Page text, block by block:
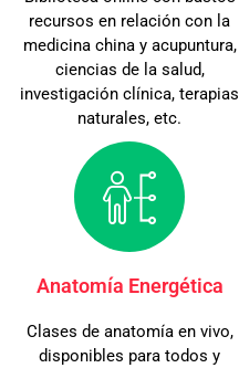
recursos en relación con la
medicina china y acupuntura,
ciencias de la salud,
investigación clínica, terapias
naturales, etc.
Anatomía Energética
Clases de anatomía en vivo,
disponibles para todos y